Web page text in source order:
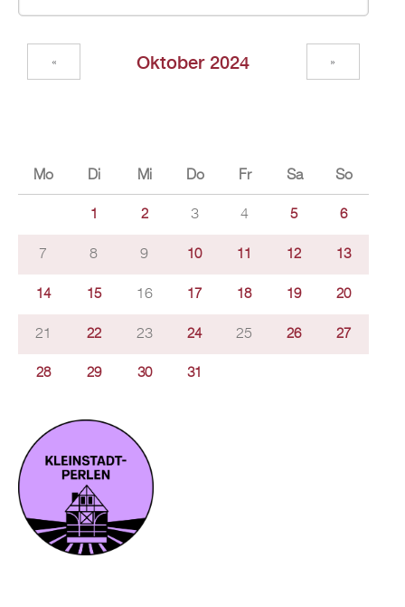
Oktober 2024
« »
Mo Di Mi Do Fr Sa So
1 2 3 4 5 6
7 8 9 10 11 12 13
14 15 16 17 18 19 20
21 22 23 24 25 26 27
28 29 30 31